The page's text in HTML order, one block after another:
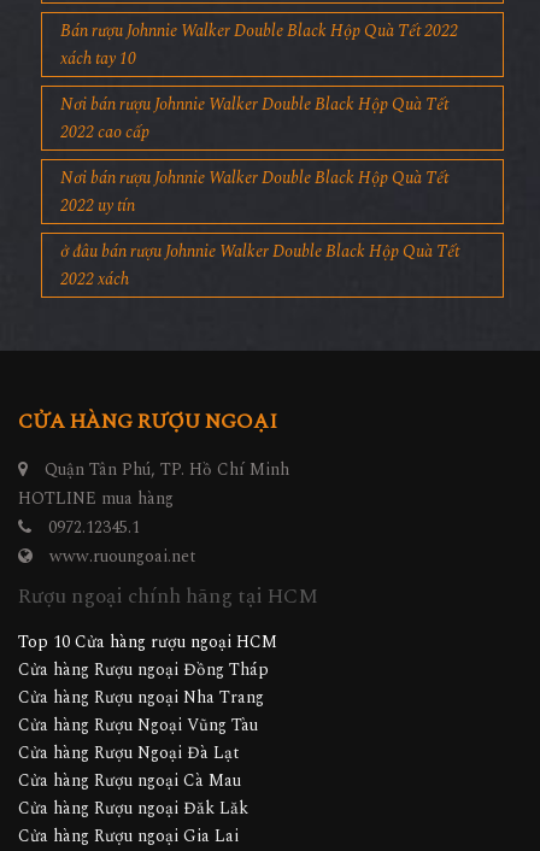
Bán rượu Johnnie Walker Double Black Hộp Quà Tết 2022
xách tay 10
Nơi bán rượu Johnnie Walker Double Black Hộp Quà Tết
2022 cao cấp
Nơi bán rượu Johnnie Walker Double Black Hộp Quà Tết
2022 uy tín
ở đâu bán rượu Johnnie Walker Double Black Hộp Quà Tết
2022 xách
CỬA HÀNG RƯỢU NGOẠI
Quận Tân Phú, TP. Hồ Chí Minh
HOTLINE mua hàng
0972.12345.1
www.ruoungoai.net
Rượu ngoại chính hãng tại HCM
Top 10 Cửa hàng rượu ngoại HCM
Cửa hàng Rượu ngoại Đồng Tháp
Cửa hàng Rượu ngoại Nha Trang
Cửa hàng Rượu Ngoại Vũng Tàu
Cửa hàng Rượu Ngoại Đà Lạt
Cửa hàng Rượu ngoại Cà Mau
Cửa hàng Rượu ngoại Đăk Lăk
Cửa hàng Rượu ngoại Gia Lai